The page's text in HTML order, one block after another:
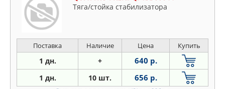
Тяга/стойка стабилизатора
Поставка Наличие Цена Купить
1 дн. + 640 р.
1 дн. 10 шт. 656 р.